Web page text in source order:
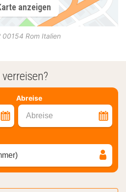
anzeigen
00154 Rom Italien
Abreise
Abreise